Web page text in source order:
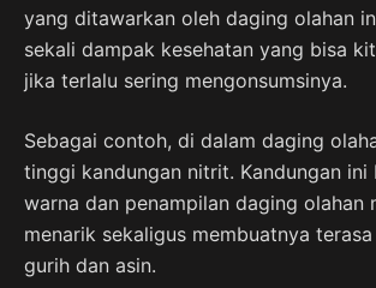
yang ditawarkan oleh daging olahan
sekali dampak kesehatan yang bisa
jika terlalu sering mengonsumsinya.
Sebagai contoh, di dalam daging
tinggi kandungan nitrit. Kandungan ini
warna dan penampilan daging olahan
menarik sekaligus membuatnya
gurih dan asin.